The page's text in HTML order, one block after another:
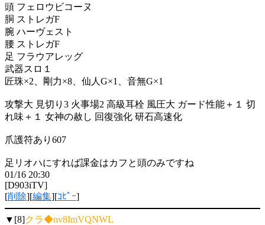
頭 フェロウビコーヌ
胴 ストレガF
腕 ハーヴェスト
腰 ストレガF
足 フラウアレッグ
武器スロ１
匠珠×2、剛力×8、仙人G×1、音無G×1
攻撃大 見切り3 火事場2 高級耳栓 風圧大 ガード性能＋１ 切
れ味＋１ 女神の赦し 回復強化 研石高速化
爪護符あり607
足リオハにすれば課金はカフと頭のみですね
01/16 20:30
[D903iTV]
[削除][編集][ｺﾋﾟｰ]
▼[8]クラ◆nv8ImVQNWL